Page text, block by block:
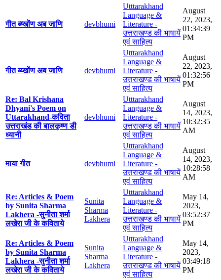
गीत ब्य्खोंण अब जाणि devbhumi
Utttarakhand
Language &
Literature -
उत्तराखण्ड की भाषायें
एवं साहित्य
August
22, 2023,
01:34:39
PM
गीत ब्य्खोंण अब जाणि devbhumi
Utttarakhand
Language &
Literature -
उत्तराखण्ड की भाषायें
एवं साहित्य
August
22, 2023,
01:32:56
PM
Re: Bal Krishana
Dhyani's Poem on
Uttarakhand-कविता
उत्तराखंड की बालकृष्ण डी
ध्यानी
devbhumi
Utttarakhand
Language &
Literature -
उत्तराखण्ड की भाषायें
एवं साहित्य
August
14, 2023,
10:32:35
AM
माया गीत devbhumi
Utttarakhand
Language &
Literature -
उत्तराखण्ड की भाषायें
एवं साहित्य
August
14, 2023,
10:28:58
AM
Re: Articles & Poem
by Sunita Sharma
Lakhera -सुनीता शर्मा
लखेरा जी के कविताये
Sunita
Sharma
Lakhera
Utttarakhand
Language &
Literature -
उत्तराखण्ड की भाषायें
एवं साहित्य
May 14,
2023,
03:52:37
PM
Re: Articles & Poem
by Sunita Sharma
Lakhera -सुनीता शर्मा
लखेरा जी के कविताये
Sunita
Sharma
Lakhera
Utttarakhand
Language &
Literature -
उत्तराखण्ड की भाषायें
एवं साहित्य
May 14,
2023,
03:49:18
PM